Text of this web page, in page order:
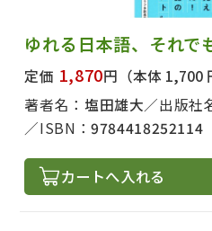
ゆれる日本語、それで
定価 1,870円 （本体 1,700
著者名： 塩田雄大 出版社
ISBN：9784418252114
カートへ入れる